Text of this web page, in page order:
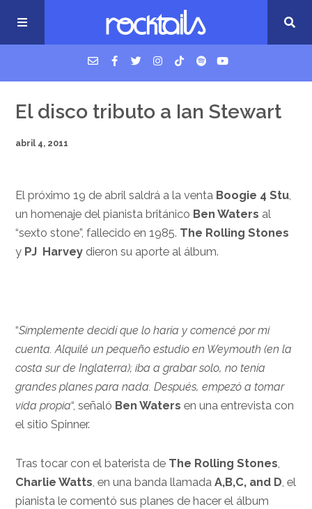
USM Podcast
Cigarrillos en la cama
Música nueva
El disco tributo a Ian Stewart
abril 4, 2011
El próximo 19 de abril saldrá a la venta Boogie 4 Stu,
un homenaje del pianista británico Ben Waters al
“sexto stone”, fallecido en 1985. The Rolling Stones
y PJ Harvey dieron su aporte al álbum.
“Simplemente decidí que lo haría y comencé por mi
cuenta. Alquilé un pequeño estudio en Weymouth (en la
costa sur de Inglaterra); iba a grabar solo, no tenía
grandes planes para nada. Después, empezó a tomar
vida propia“, señaló Ben Waters en una entrevista con
el sitio Spinner.
Tras tocar con el baterista de The Rolling Stones,
Charlie Watts, en una banda llamadaA,B,C, and D, el
pianista le comentó sus planes de hacer el álbum